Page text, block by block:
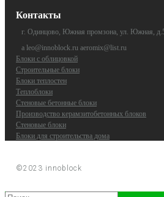
Контакты
г. Одинцово, Южная промзона, ул. Южная,
a leo@innoblock.ru aeromix@list.ru
Блоки с облицовкой
Строительные блоки
Блоки теплостен
Теплоблоки
Стеновые бетонные блоки
Производство керамзитобетонных блоков
Стеновые блоки
Блоки для строительства дома
©2023 innoblock